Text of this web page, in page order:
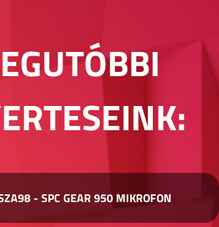
- SPC GEAR 950 MIKROFON